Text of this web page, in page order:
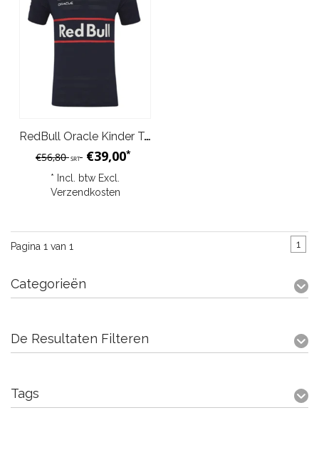
RedBull Oracle Kinder Team Set Up T-Shirt 2025 Night Sky Blauw
€56,80SRT €39,00*
* Incl. btw Excl.
Verzendkosten
Pagina 1 van 1 1
Categorieën
De Resultaten Filteren
Tags